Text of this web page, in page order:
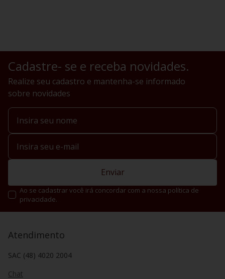
Cadastre- se e receba novidades.
Realize seu cadastro e mantenha-se informado
sobre novidades
Enviar
Ao se cadastrar você irá concordar com a nossa política de
privacidade.
Atendimento
SAC (48) 4020 2004
Chat